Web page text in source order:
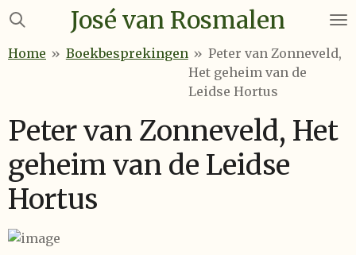
Ga
naar
José van Rosmalen
Home » Boekbesprekingen » Peter van Zonneveld,
Het geheim van de
Leidse Hortus
Peter van Zonneveld, Het
geheim van de Leidse
Hortus